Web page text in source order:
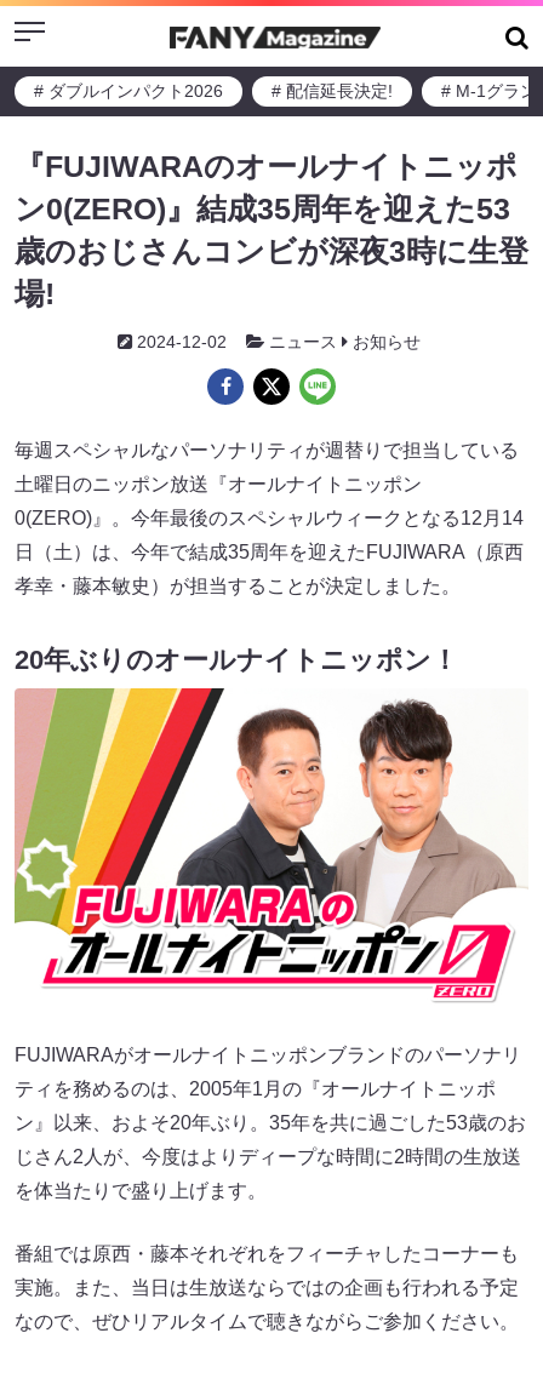
Menu
# ダブルインパクト2026 # 配信延長決定! # M-1グラン
『FUJIWARAのオールナイトニッポ
ン0(ZERO)』結成35周年を迎えた53
歳のおじさんコンビが深夜3時に生登
場!
2024-12-02 ニュース お知らせ
毎週スペシャルなパーソナリティが週替りで担当している
土曜日のニッポン放送『オールナイトニッポン
0(ZERO)』。今年最後のスペシャルウィークとなる12月14
日（土）は、今年で結成35周年を迎えたFUJIWARA（原西
孝幸・藤本敏史）が担当することが決定しました。
20年ぶりのオールナイトニッポン！
FUJIWARAがオールナイトニッポンブランドのパーソナリ
ティを務めるのは、2005年1月の『オールナイトニッポ
ン』以来、およそ20年ぶり。35年を共に過ごした53歳のお
じさん2人が、今度はよりディープな時間に2時間の生放送
を体当たりで盛り上げます。
番組では原西・藤本それぞれをフィーチャしたコーナーも
実施。また、当日は生放送ならではの企画も行われる予定
なので、ぜひリアルタイムで聴きながらご参加ください。